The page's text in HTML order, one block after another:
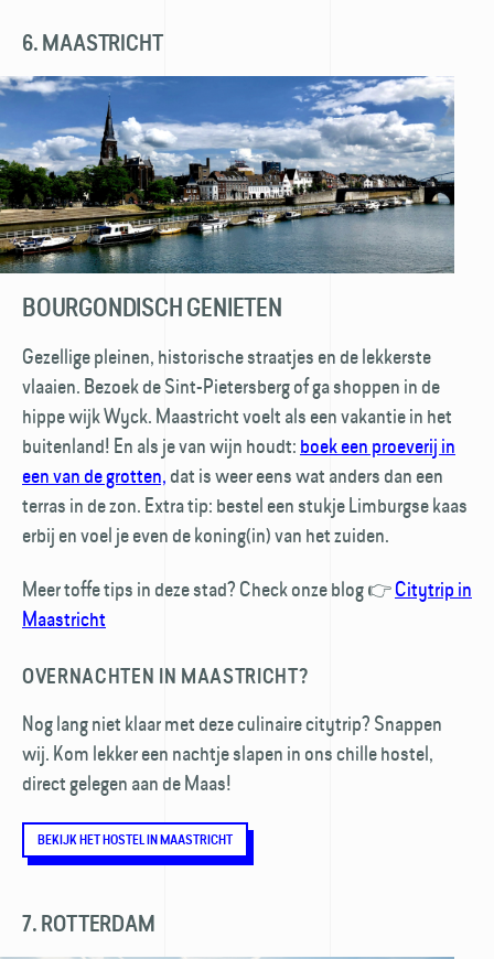
6. MAASTRICHT
BOURGONDISCH GENIETEN
Gezellige pleinen, historische straatjes en de lekkerste
vlaaien. Bezoek de Sint-Pietersberg of ga shoppen in de
hippe wijk Wyck. Maastricht voelt als een vakantie in het
buitenland! En als je van wijn houdt: boek een proeverij in
een van de grotten, dat is weer eens wat anders dan een
terras in de zon. Extra tip: bestel een stukje Limburgse kaas
erbij en voel je even de koning(in) van het zuiden.
Meer toffe tips in deze stad? Check onze blog 👉Citytrip in
Maastricht
OVERNACHTEN IN MAASTRICHT?
Nog lang niet klaar met deze culinaire citytrip? Snappen
wij. Kom lekker een nachtje slapen in ons chille hostel,
direct gelegen aan de Maas!
BEKIJK HET HOSTEL IN MAASTRICHT
7. ROTTERDAM